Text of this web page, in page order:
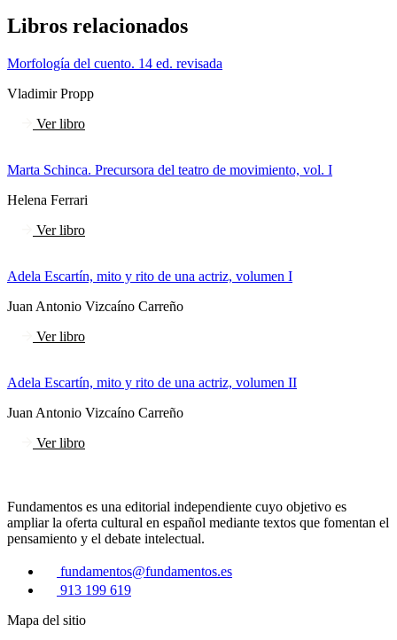
Libros relacionados
Morfología del cuento. 14 ed. revisada
Vladimir Propp
Ver libro
Marta Schinca. Precursora del teatro de movimiento, vol. I
Helena Ferrari
Ver libro
Adela Escartín, mito y rito de una actriz, volumen I
Juan Antonio Vizcaíno Carreño
Ver libro
Adela Escartín, mito y rito de una actriz, volumen II
Juan Antonio Vizcaíno Carreño
Ver libro
Fundamentos es una editorial independiente cuyo objetivo es
ampliar la oferta cultural en español mediante textos que fomentan el
pensamiento y el debate intelectual.
fundamentos@fundamentos.es
913 199 619
Mapa del sitio